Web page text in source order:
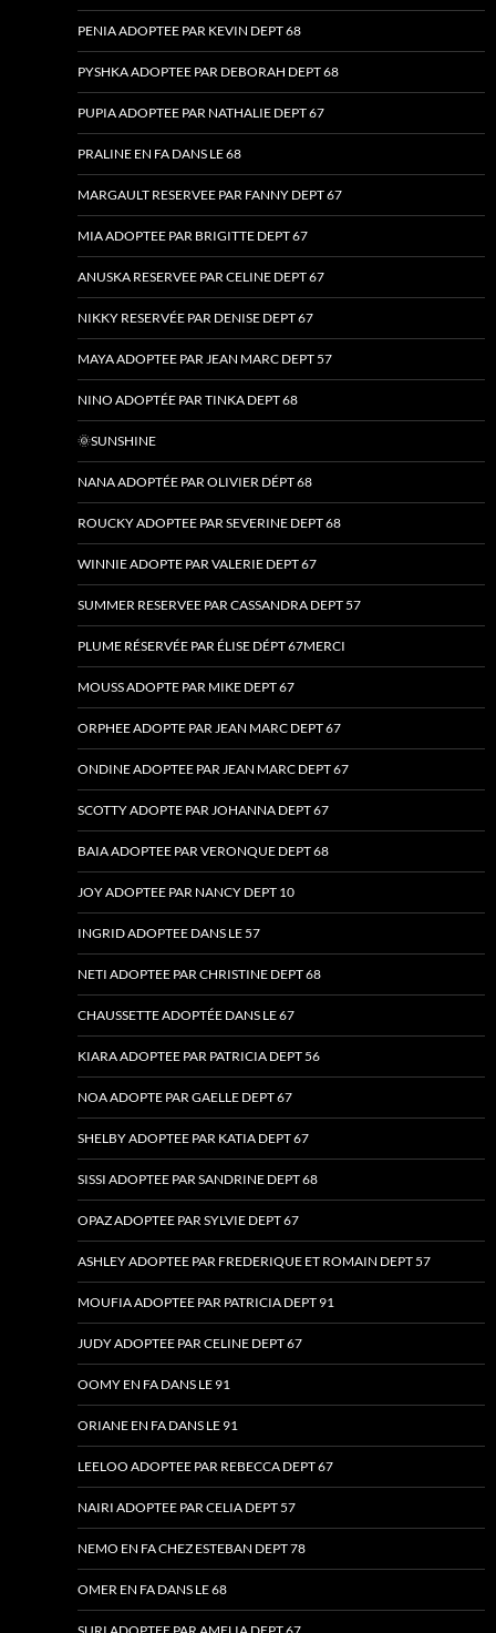
PENIA ADOPTEE PAR KEVIN DEPT 68
PYSHKA ADOPTEE PAR DEBORAH DEPT 68
PUPIA ADOPTEE PAR NATHALIE DEPT 67
PRALINE EN FA DANS LE 68
MARGAULT RESERVEE PAR FANNY DEPT 67
MIA ADOPTEE PAR BRIGITTE DEPT 67
ANUSKA RESERVEE PAR CELINE DEPT 67
NIKKY RESERVÉE PAR DENISE DEPT 67
MAYA ADOPTEE PAR JEAN MARC DEPT 57
NINO ADOPTÉE PAR TINKA DEPT 68
🌞SUNSHINE
NANA ADOPTÉE PAR OLIVIER DÉPT 68
ROUCKY ADOPTEE PAR SEVERINE DEPT 68
WINNIE ADOPTE PAR VALERIE DEPT 67
SUMMER RESERVEE PAR CASSANDRA DEPT 57
PLUME RÉSERVÉE PAR ÉLISE DÉPT 67MERCI
MOUSS ADOPTE PAR MIKE DEPT 67
ORPHEE ADOPTE PAR JEAN MARC DEPT 67
ONDINE ADOPTEE PAR JEAN MARC DEPT 67
SCOTTY ADOPTE PAR JOHANNA DEPT 67
BAIA ADOPTEE PAR VERONQUE DEPT 68
JOY ADOPTEE PAR NANCY DEPT 10
INGRID ADOPTEE DANS LE 57
NETI ADOPTEE PAR CHRISTINE DEPT 68
CHAUSSETTE ADOPTÉE DANS LE 67
KIARA ADOPTEE PAR PATRICIA DEPT 56
NOA ADOPTE PAR GAELLE DEPT 67
SHELBY ADOPTEE PAR KATIA DEPT 67
SISSI ADOPTEE PAR SANDRINE DEPT 68
OPAZ ADOPTEE PAR SYLVIE DEPT 67
ASHLEY ADOPTEE PAR FREDERIQUE ET ROMAIN DEPT 57
MOUFIA ADOPTEE PAR PATRICIA DEPT 91
JUDY ADOPTEE PAR CELINE DEPT 67
OOMY EN FA DANS LE 91
ORIANE EN FA DANS LE 91
LEELOO ADOPTEE PAR REBECCA DEPT 67
NAIRI ADOPTEE PAR CELIA DEPT 57
NEMO EN FA CHEZ ESTEBAN DEPT 78
OMER EN FA DANS LE 68